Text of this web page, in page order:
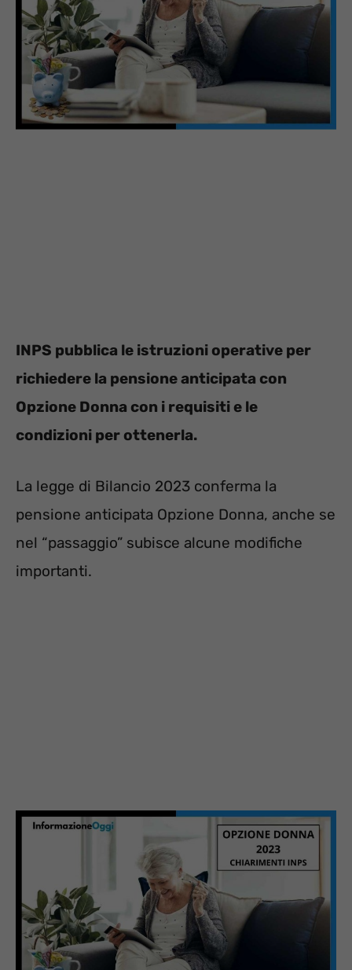
INPS pubblica le istruzioni operative per
richiedere la pensione anticipata con
Opzione Donna con i requisiti e le
condizioni per ottenerla.
La legge di Bilancio 2023 conferma la
pensione anticipata Opzione Donna, anche se
nel “passaggio” subisce alcune modifiche
importanti.